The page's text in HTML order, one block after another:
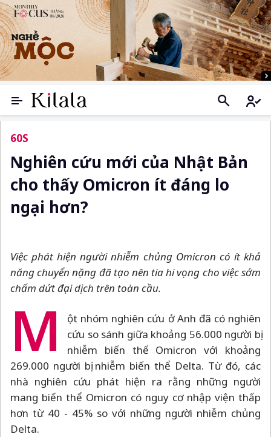
60S
Nghiên cứu mới của Nhật Bản
cho thấy Omicron ít đáng lo
ngại hơn?
Việc phát hiện người nhiễm chủng Omicron có ít khả
năng chuyển nặng đã tạo nên tia hi vọng cho việc sớm
chấm dứt đại dịch trên toàn cầu.
M
ột nhóm nghiên cứu ở Anh đã có nghiên
cứu so sánh giữa khoảng 56.000 người bị
nhiễm biến thể Omicron với khoảng
269.000 người bị nhiễm biến thể Delta. Từ đó, các
nhà nghiên cứu phát hiện ra rằng những người
mang biến thể Omicron có nguy cơ nhập viện thấp
hơn từ 40 - 45% so với những người nhiễm chủng
Delta.